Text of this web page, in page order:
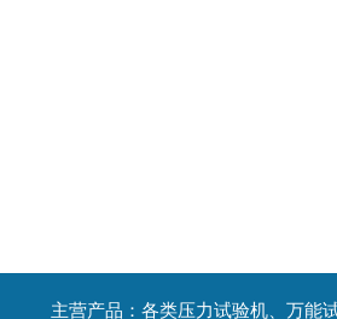
主营产品：各类压力试验机、万能